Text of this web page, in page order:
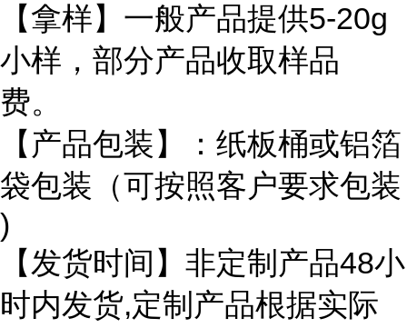
【拿样】一般产品提供5-20g
小样，部分产品收取样品
费。
【产品包装】：纸板桶或铝箔
袋包装（可按照客户要求包装
)
【发货时间】非定制产品48小
时内发货,定制产品根据实际